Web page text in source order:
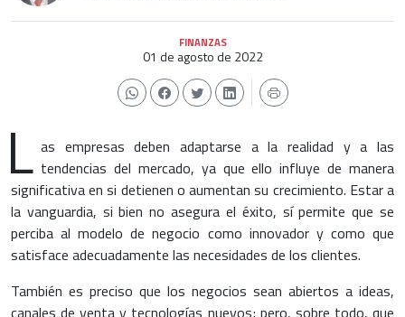
FINANZAS
01 de agosto de 2022
L as empresas deben adaptarse a la realidad y a las
tendencias del mercado, ya que ello influye de manera
significativa en si detienen o aumentan su crecimiento. Estar a
la vanguardia, si bien no asegura el éxito, sí permite que se
perciba al modelo de negocio como innovador y como que
satisface adecuadamente las necesidades de los clientes.
También es preciso que los negocios sean abiertos a ideas,
canales de venta y tecnologías nuevos; pero, sobre todo, que